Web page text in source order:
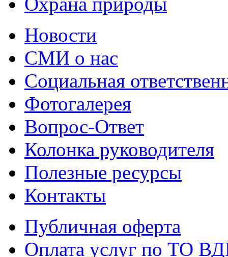
Новости
СМИ о нас
Социальная
Фотогалерея
Вопрос-Ответ
Колонка руководителя
Полезные ресурсы
Контакты
Публичная оферта
Оплата услуг по ТО